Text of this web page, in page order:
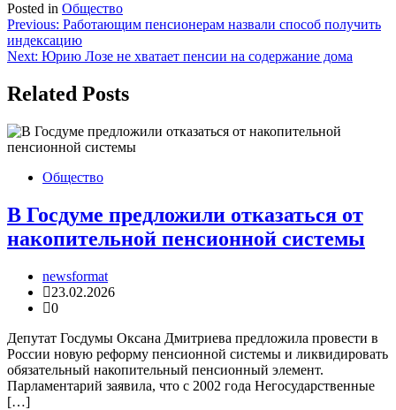
Posted in Общество
Навигация
по
Previous: Работающим пенсионерам назвали способ получить
индексацию
Next: Юрию Лозе не хватает пенсии на содержание дома
Related Posts
Общество
В Госдуме предложили отказаться от
накопительной пенсионной системы
newsformat
23.02.2026
0
Депутат Госдумы Оксана Дмитриева предложила провести в
России новую реформу пенсионной системы и ликвидировать
обязательный накопительный пенсионный элемент.
Парламентарий заявила, что с 2002 года Негосударственные
[…]